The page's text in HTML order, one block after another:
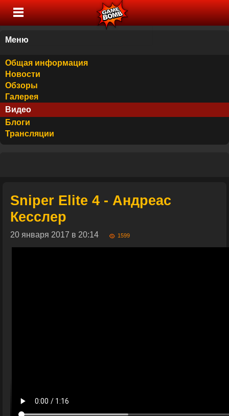
Меню
Общая информация
Новости
Обзоры
Галерея
Видео
Блоги
Трансляции
Sniper Elite 4 - Андреас
Кесслер
20 января 2017 в 20:14 1599